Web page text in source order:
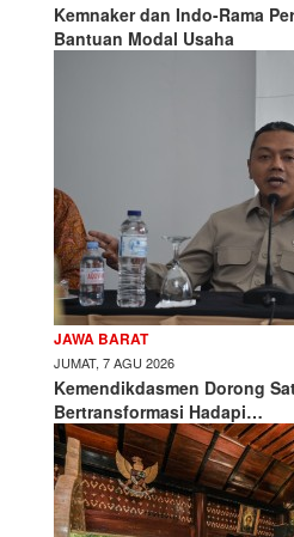
Kemnaker dan Indo-Rama
Bantuan Modal Usaha
JAWA BARAT
JUMAT, 7 AGU 2026
Kemendikdasmen Dorong
Bertransformasi Hadapi…